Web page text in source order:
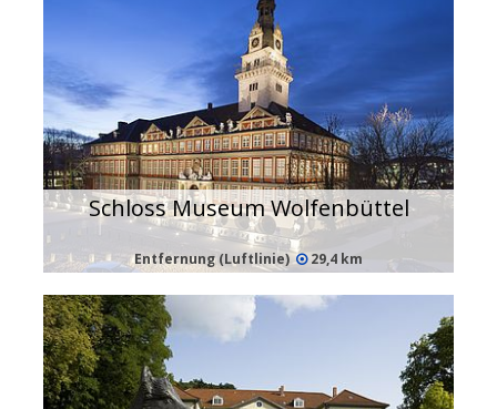
Schloss Museum Wolfenbüttel
Entfernung (Luftlinie) 29,4 km